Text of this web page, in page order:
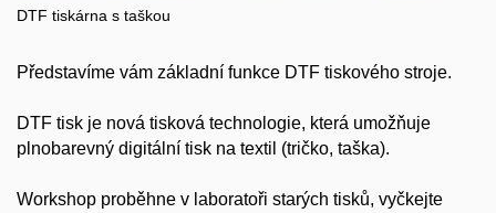
DTF tiskárna s taškou
Představíme vám základní funkce DTF tiskového stroje.
DTF tisk je nová tisková technologie, která umožňuje
plnobarevný digitální tisk na textil (tričko, taška).
Workshop proběhne v laboratoři starých tisků, vyčkejte